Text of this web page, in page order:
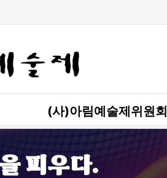
(사)아림예술제위원회
피우다.